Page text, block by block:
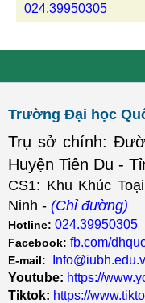
024.39950305
Trường Đại học
Trụ sở chính:
Huyện Tiên Du -
CS1: Khu Khúc
Ninh - (Chỉ đường)
Hotline: 024.39950305
Facebook: fb.com/
E-mail:
Youtube: https://
Tiktok: https://